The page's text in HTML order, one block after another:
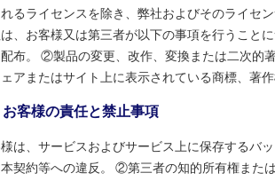
るライセンスを除き、弊社およびそのライセ
は、お客様又は第三者が以下の事項を行うこと
布。 ②製品の変更、改作、変換または二次的
アまたはサイト上に表示されている商標、著
客様の責任と禁止事項
様は、サービスおよびサービス上に保存する
契約等への違反。 ②第三者の知的所有権また